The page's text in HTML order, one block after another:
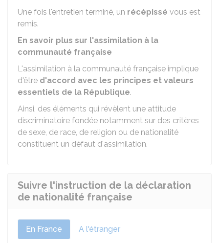
Une fois l'entretien terminé, un récépissé vous est
remis.
En savoir plus sur l'assimilation à la
communauté française
L'assimilation à la communauté française implique
d'être d'accord avec les principes et valeurs
essentiels de la République.
Ainsi, des éléments qui révèlent une attitude
discriminatoire fondée notamment sur des critères
de sexe, de race, de religion ou de nationalité
constituent un défaut d'assimilation.
Suivre l'instruction de la déclaration
de nationalité française
En France A l'étranger